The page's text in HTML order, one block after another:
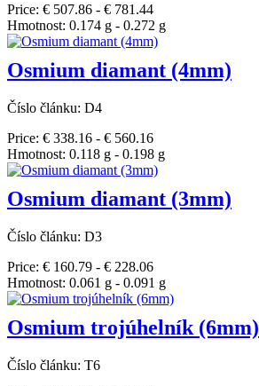
Price: € 507.86 - € 781.44
Hmotnost: 0.174 g - 0.272 g
Osmium diamant (4mm)
Číslo článku: D4
Price: € 338.16 - € 560.16
Hmotnost: 0.118 g - 0.198 g
Osmium diamant (3mm)
Číslo článku: D3
Price: € 160.79 - € 228.06
Hmotnost: 0.061 g - 0.091 g
Osmium trojúhelník (6mm)
Číslo článku: T6